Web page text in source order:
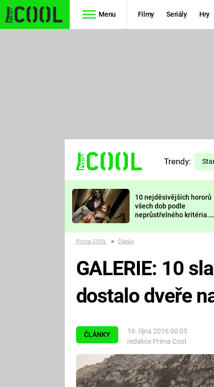
Menu Filmy Seriály Hry
TŘESKU
FUTURAMA
PREDÁTOR
Trendy:
10 nejděsivějších hororů
všech dob podle
neprůstřelného kritéria.
nejvíc zvednou tep?
Prima COOL ■ Články
ČLÁNKY
19. října 2016 00:05
redakce Prima Cool
GALERIE: 10
dostalo dveře